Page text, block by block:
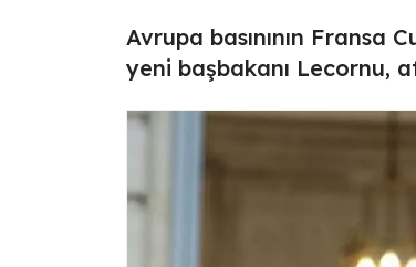
Avrupa basınının Fransa
yeni başbakanı Lecornu,